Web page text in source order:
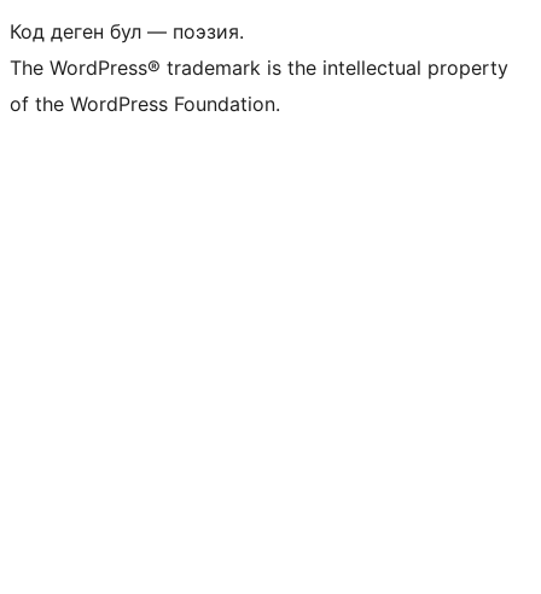
Код деген бул — поэзия.
The WordPress® trademark is the intellectual property
of the WordPress Foundation.